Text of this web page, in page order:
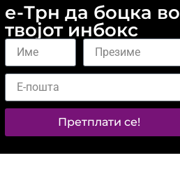
е-Трн да боцка во
твојот инбокс
Претплати се!